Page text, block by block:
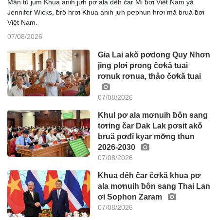
Mẫn tŭ jum Khua anih jưh pơ ala dêh čar Mi ƀơi Việt Nam yă
Jennifer Wicks, ƀrô hrơi Khua anih jưh pơphun hrơi mă bruă ƀơi
Việt Nam.
07/08/2026
Gia Lai akŏ pơdong Quy Nhơn
jing plơi prong čơkă tuai
rơnuk rơnua, thâo čơkă tuai
07/08/2026
Khul pơ ala mơnuih ƀôn sang
tơring čar Dak Lak pơsit akŏ
bruă pơđĭ kyar mơ̆ng thun
2026-2030
07/08/2026
Khua dêh čar čơkă khua pơ
ala mơnuih ƀôn sang Thai Lan
ơi Sophon Zaram
07/08/2026